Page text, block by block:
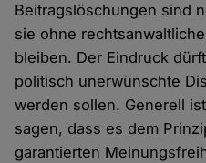
Beitragslöschungen sind
sie ohne
bleiben. Der Eindruck
politisch unerwünschte
werden sollen. Generell
sagen, dass es dem
garantierten